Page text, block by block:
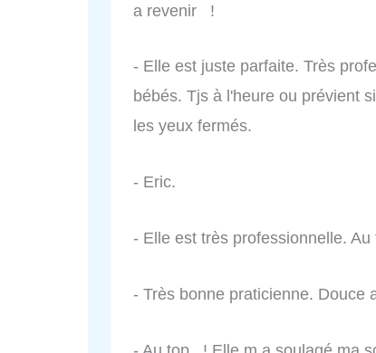
a revenir !
- Elle est juste parfaite. Très
bébés. Tjs à l'heure ou prévient
les yeux fermés.
- Eric.
- Elle est très professionnelle.
- Très bonne praticienne. Douce